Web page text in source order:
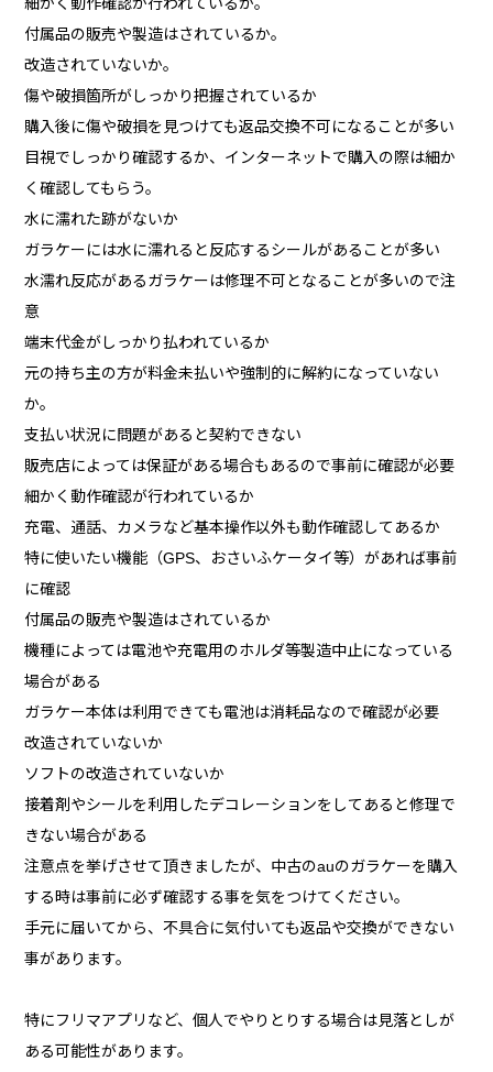
細かく動作確認が行われているか。
付属品の販売や製造はされているか。
改造されていないか。
傷や破損箇所がしっかり把握されているか
購入後に傷や破損を見つけても返品交換不可になることが多い
目視でしっかり確認するか、インターネットで購入の際は細か
く確認してもらう。
水に濡れた跡がないか
ガラケーには水に濡れると反応するシールがあることが多い
水濡れ反応があるガラケーは修理不可となることが多いので注
意
端末代金がしっかり払われているか
元の持ち主の方が料金未払いや強制的に解約になっていない
か。
支払い状況に問題があると契約できない
販売店によっては保証がある場合もあるので事前に確認が必要
細かく動作確認が行われているか
充電、通話、カメラなど基本操作以外も動作確認してあるか
特に使いたい機能（GPS、おさいふケータイ等）があれば事前
に確認
付属品の販売や製造はされているか
機種によっては電池や充電用のホルダ等製造中止になっている
場合がある
ガラケー本体は利用できても電池は消耗品なので確認が必要
改造されていないか
ソフトの改造されていないか
接着剤やシールを利用したデコレーションをしてあると修理で
きない場合がある
注意点を挙げさせて頂きましたが、中古のauのガラケーを購入
する時は事前に必ず確認する事を気をつけてください。
手元に届いてから、不具合に気付いても返品や交換ができない
事があります。
特にフリマアプリなど、個人でやりとりする場合は見落としが
ある可能性があります。